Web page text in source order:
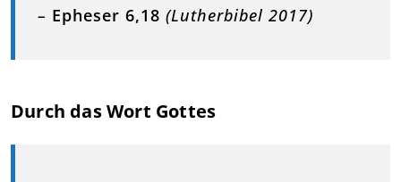
– Epheser 6,18 (Lutherbibel 2017)
Durch das Wort Gottes